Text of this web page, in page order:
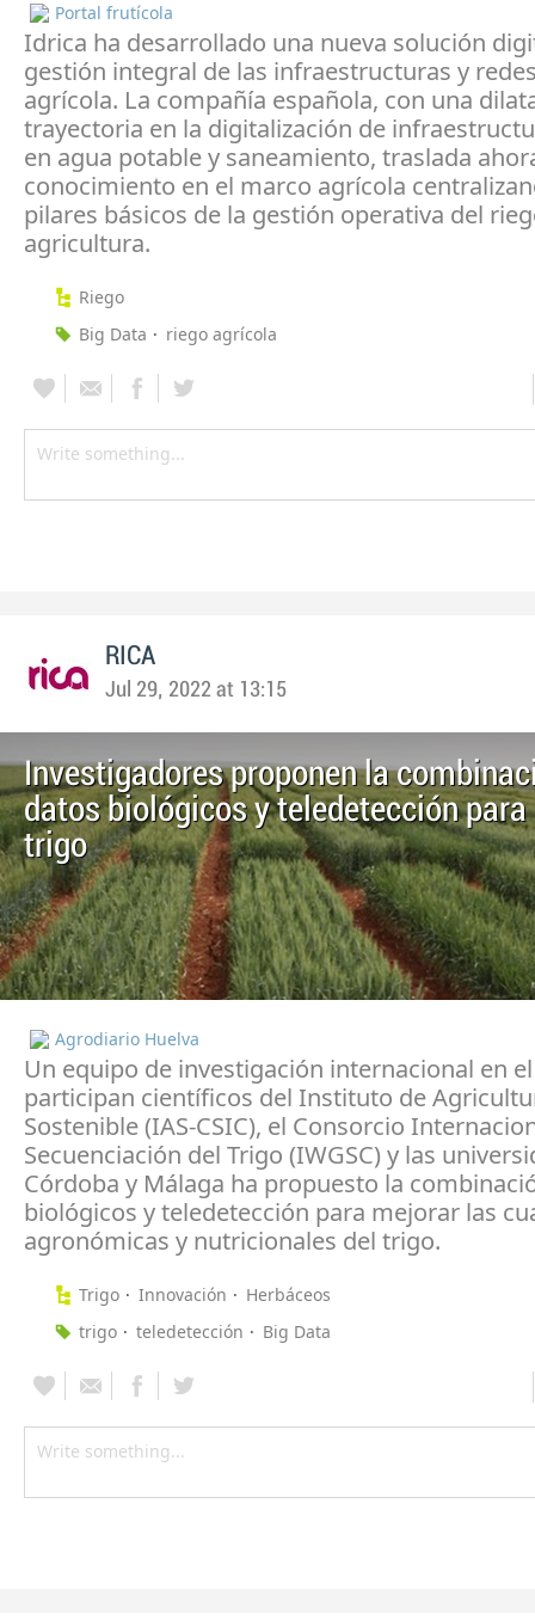
Portal frutícola
Idrica ha desarrollado una nueva solución
gestión integral de las infraestructuras y
agrícola. La compañía española, con una
trayectoria en la digitalización de
en agua potable y saneamiento, traslada
conocimiento en el marco agrícola
pilares básicos de la gestión operativa del
agricultura.
Riego
Big Data
riego agrícola
RICA
Jul 29, 2022 at 13:15
Investigadores proponen la
datos biológicos y teledetección
trigo
Agrodiario Huelva
Un equipo de investigación internacional en
participan científicos del Instituto de
Sostenible (IAS-CSIC), el Consorcio
Secuenciación del Trigo (IWGSC) y las
Córdoba y Málaga ha propuesto la
biológicos y teledetección para mejorar las
agronómicas y nutricionales del trigo.
Trigo Innovación
Herbáceos
trigo
teledetección Big Data